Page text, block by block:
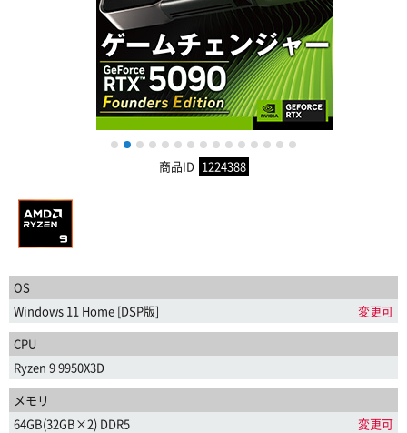
1 2 3 4 5 6 7 8 9 10 11 12 13 14
商品ID 1224388
OS
Windows 11 Home [DSP版]
変更可
CPU
Ryzen 9 9950X3D
メモリ
64GB(32GB×2) DDR5
変更可